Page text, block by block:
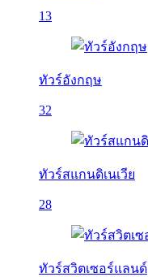
13
ทัวร์อังกฤษ
32
ทัวร์สแกนดิเนเวีย
28
ทัวร์สวิตเซอร์แลนด์